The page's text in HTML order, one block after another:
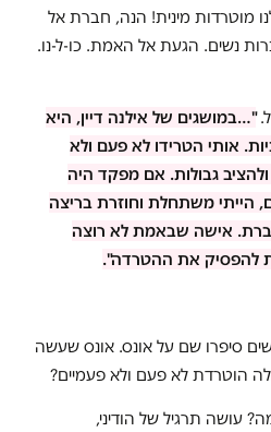
מוטרדות מינית! הנה, חברת אל
נשים. הגעת אל האמת. כו-ל-נו.
"…במושגים של אילנה דיין, היא
אותי הטרידו לא פעם ולא
גבולות. אם מפקד היה
הייתי משתחלת וחוזרת בריצה
אישה שבאמת לא רוצה
להפסיק את ההטרדה".
נשים סיפרו שם על אונס. אונס שעשה
הוטרדת לא פעם ולא פעמיים?
עושה תרגיל של הודיני,